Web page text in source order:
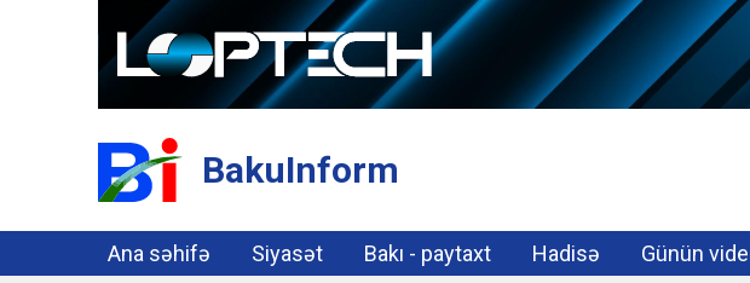
BakuInform
Ana səhifə Siyasət Bakı - paytaxt Hadisə Günün